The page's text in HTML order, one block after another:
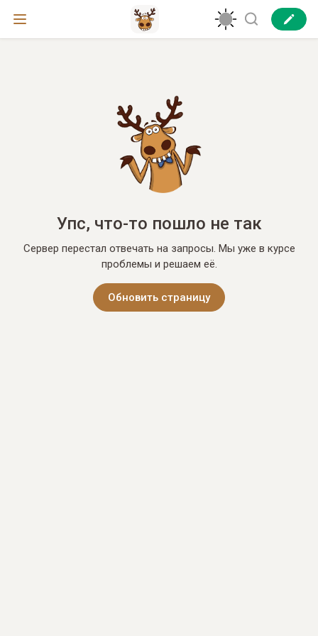
Упс, что-то пошло не так
Сервер перестал отвечать на запросы. Мы уже в курсе
проблемы и решаем её.
Обновить страницу